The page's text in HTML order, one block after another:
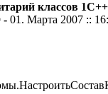
классов
- 01. Марта 2007 ::